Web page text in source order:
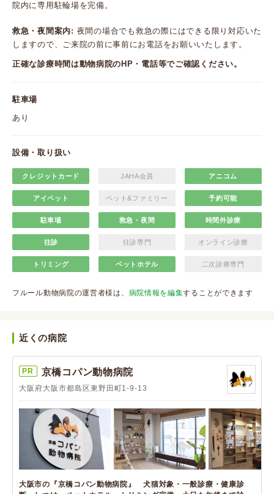
院内に専用駐輪場を完備。
救急・夜間案内: 夜間の場合でも救急の際にはできる限り対応いた
しますので、ご来院の前に事前にお電話をお願いいたします。
正確な診療時間は動物病院のHP・電話等でご確認ください。
駐車場
あり
設備・取り扱い
クレジットカード JAHA会員 アニコム
アイペット ペット&ファミリー 予約可能
駐車場 救急・夜間 時間外診療
往診 往診専門 オンライン診療
トリミング ペットホテル 二次診療専門
フルール動物病院の運営者様は、 病院情報を編集することができます
近くの病院
PR 京橋コパン動物病院
大阪府大阪市都島区東野田町1-9-13
大阪市の『京橋コパン動物病院』 犬猫対象・一般診療・健康診